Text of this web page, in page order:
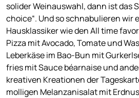
solider Weinauswahl, dann ist das
choice“. Und so schnabulieren wir
Hausklassiker wie den All time
Pizza mit Avocado, Tomate und
Leberkäse im Bao-Bun mit
fries mit Sauce béarnaise und
kreativen Kreationen der
molligen Melanzanisalat mit